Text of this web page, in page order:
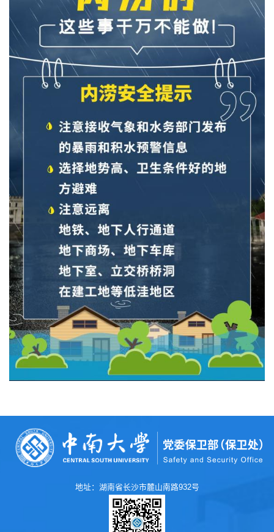
地址：湖南省长沙市麓山南路932号